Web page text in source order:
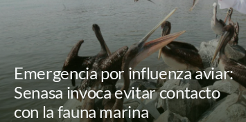
Emergencia por influenza aviar:
Senasa invoca evitar contacto
con la fauna marina